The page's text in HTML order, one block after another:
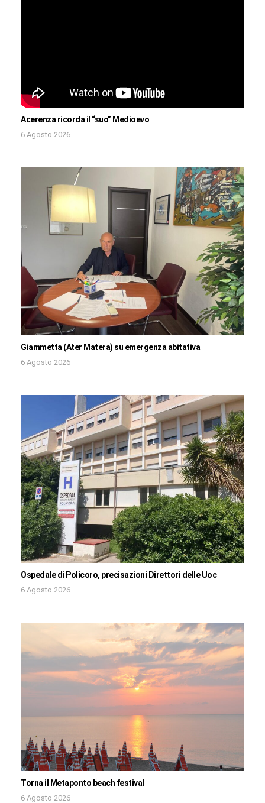
Acerenza ricorda il “suo” Medioevo
6 Agosto 2026
Giammetta (Ater Matera) su emergenza abitativa
6 Agosto 2026
Ospedale di Policoro, precisazioni Direttori delle Uoc
6 Agosto 2026
Torna il Metaponto beach festival
6 Agosto 2026